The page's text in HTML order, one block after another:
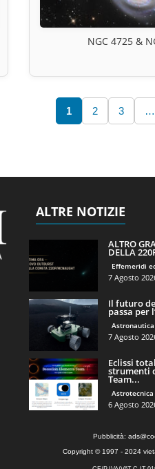
NGC 4725 &
1 2 3 …
ALTRE NOTIZIE
ALTRO
DELLA
Effemeridi
7 Agosto
Il futuro
passa per
Astronautica
7 Agosto
Eclissi
strumenti
Team...
Astrotecnica
6 Agosto
Pubblicità:
Copyright © 1997 - 2024